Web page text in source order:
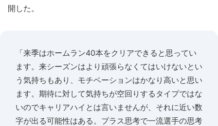
開した。
「来季はホームラン40本をクリアできると思ってい
ます。来シーズンはより頑張らなくてはいけないとい
う気持ちもあり、モチベーションはかなり高いと思い
ます。期待に対して気持ちが空回りするタイプではな
いのでキャリアハイとは言いませんが、それに近い数
字が出る可能性はある。プラス思考で一流選手の思考